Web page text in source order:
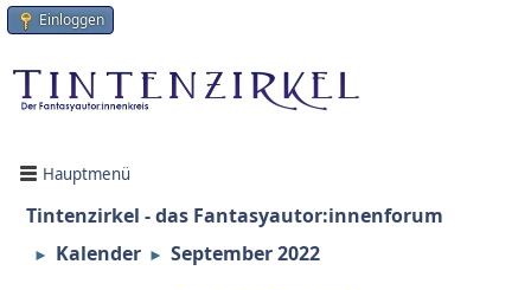
Einloggen
Hauptmenü
Tintenzirkel - das Fantasyautor:innenforum
► Kalender ► September 2022